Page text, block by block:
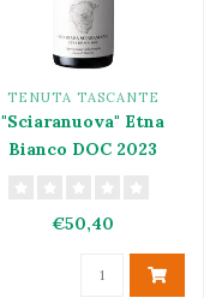
TENUTA TASCANTE
"Sciaranuova" Etna
Bianco DOC 2023
€50,40